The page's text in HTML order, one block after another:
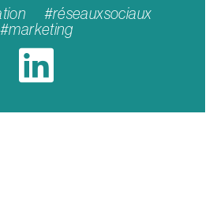
#réseauxsociaux
#marketing